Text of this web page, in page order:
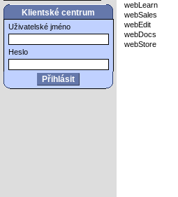
Klientské centrum
Uživatelské jméno
Heslo
webLearn
webSales
webEdit
webDocs
webStore